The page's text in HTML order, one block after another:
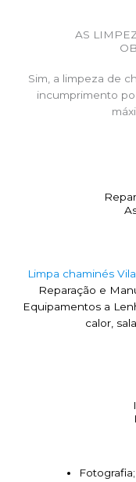
AS
Sim, a limpeza de
incumprimento
Limpa chaminés
Reparação e
Equipamentos a
calor,
Fotografia;